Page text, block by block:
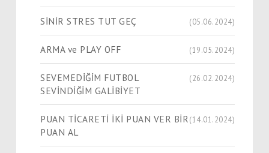
SİNİR STRES TUT GEÇ (05.06.2024)
ARMA ve PLAY OFF (19.05.2024)
SEVEMEDİĞİM FUTBOL
SEVİNDİĞİM GALİBİYET
(26.02.2024)
PUAN TİCARETİ İKİ PUAN VER BİR
PUAN AL
(14.01.2024)